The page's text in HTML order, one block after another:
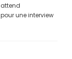
attend
une interview